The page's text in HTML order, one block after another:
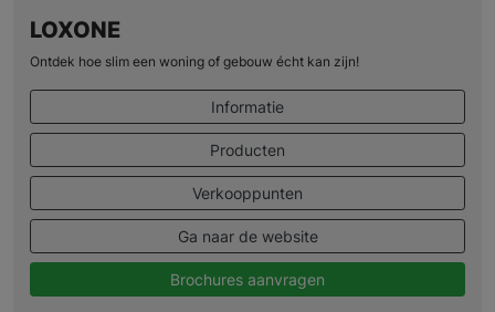
LOXONE
Ontdek hoe slim een woning of gebouw écht kan zijn!
Informatie
Producten
Verkooppunten
Ga naar de website
Brochures aanvragen